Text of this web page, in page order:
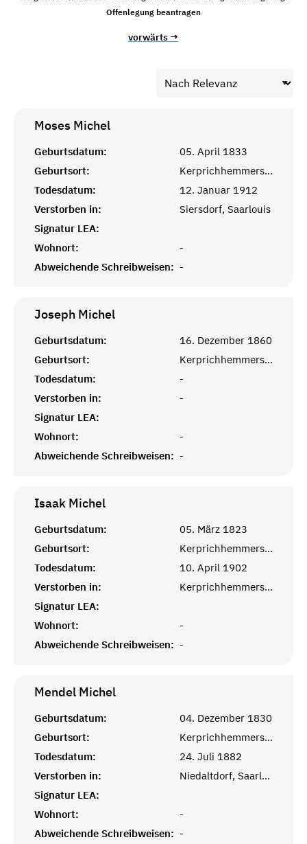
Offenlegung beantragen
vorwärts →
Moses Michel
Geburtsdatum:
05. April 1833
Geburtsort:
Kerprichhemmersdorf, Saarlouis
Todesdatum:
12. Januar 1912
Verstorben in:
Siersdorf, Saarlouis
Signatur LEA:
Wohnort:
-
Abweichende Schreibweisen: -
Joseph Michel
Geburtsdatum:
16. Dezember 1860
Geburtsort:
Kerprichhemmersdorf, Saarlouis
Todesdatum:
-
Verstorben in:
-
Signatur LEA:
Wohnort:
-
Abweichende Schreibweisen: -
Isaak Michel
Geburtsdatum:
05. März 1823
Geburtsort:
Kerprichhemmersdorf, Saarlouis
Todesdatum:
10. April 1902
Verstorben in:
Kerprichhemmersdorf, Saarlouis
Signatur LEA:
Wohnort:
-
Abweichende Schreibweisen: -
Mendel Michel
Geburtsdatum:
04. Dezember 1830
Geburtsort:
Kerprichhemmersdorf, Saarlouis
Todesdatum:
24. Juli 1882
Verstorben in:
Niedaltdorf, Saarlouis
Signatur LEA:
Wohnort:
-
Abweichende Schreibweisen: -